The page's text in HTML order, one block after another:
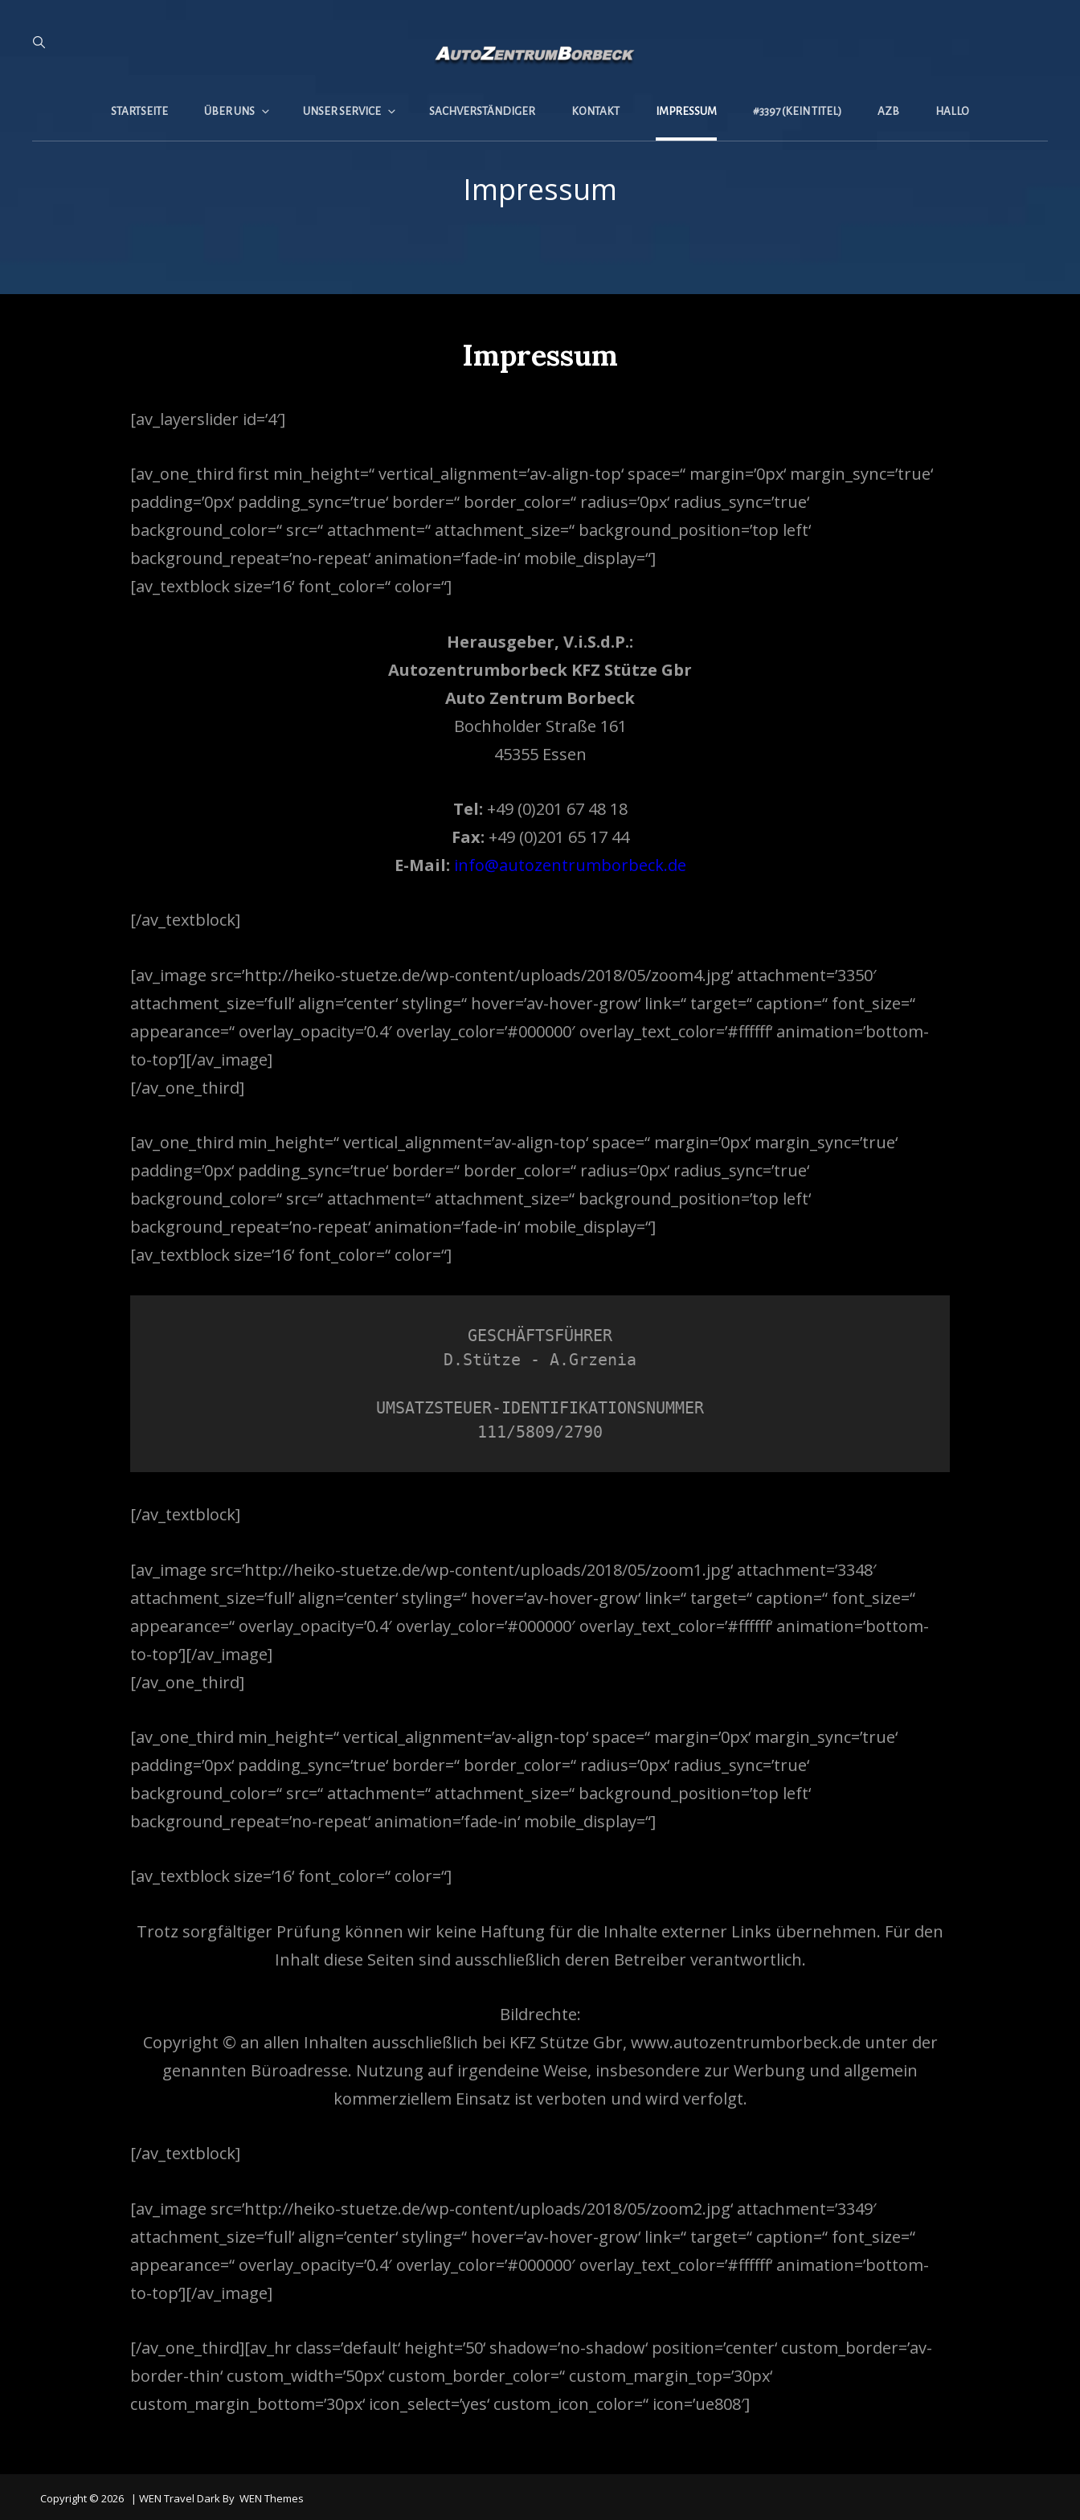
STARTSEITE ÜBER UNS UNSER SERVICE SACHVERSTÄNDIGER KONTAKT IMPRESSUM #3397 (KEIN TITEL) AZB HALLO
Impressum
Impressum
[av_layerslider id=’4′]
[av_one_third first min_height=“ vertical_alignment=’av-align-top‘ space=“ margin=’0px‘ margin_sync=’true‘
padding=’0px‘ padding_sync=’true‘ border=“ border_color=“ radius=’0px‘ radius_sync=’true‘
background_color=“ src=“ attachment=“ attachment_size=“ background_position=’top left‘
background_repeat=’no-repeat‘ animation=’fade-in‘ mobile_display=“]
[av_textblock size=’16‘ font_color=“ color=“]
Herausgeber, V.i.S.d.P.:
Autozentrumborbeck KFZ Stütze Gbr
Auto Zentrum Borbeck
Bochholder Straße 161
45355 Essen
Tel: +49 (0)201 67 48 18
Fax: +49 (0)201 65 17 44
E-Mail: info@autozentrumborbeck.de
[/av_textblock]
[av_image src=’http://heiko-stuetze.de/wp-content/uploads/2018/05/zoom4.jpg‘ attachment=’3350′
attachment_size=’full‘ align=’center‘ styling=“ hover=’av-hover-grow‘ link=“ target=“ caption=“ font_size=“
appearance=“ overlay_opacity=’0.4′ overlay_color=’#000000′ overlay_text_color=’#ffffff‘ animation=’bottom-
to-top‘][/av_image]
[/av_one_third]
[av_one_third min_height=“ vertical_alignment=’av-align-top‘ space=“ margin=’0px‘ margin_sync=’true‘
padding=’0px‘ padding_sync=’true‘ border=“ border_color=“ radius=’0px‘ radius_sync=’true‘
background_color=“ src=“ attachment=“ attachment_size=“ background_position=’top left‘
background_repeat=’no-repeat‘ animation=’fade-in‘ mobile_display=“]
[av_textblock size=’16‘ font_color=“ color=“]
GESCHÄFTSFÜHRER
D.Stütze - A.Grzenia
UMSATZSTEUER-IDENTIFIKATIONSNUMMER
111/5809/2790
[/av_textblock]
[av_image src=’http://heiko-stuetze.de/wp-content/uploads/2018/05/zoom1.jpg‘ attachment=’3348′
attachment_size=’full‘ align=’center‘ styling=“ hover=’av-hover-grow‘ link=“ target=“ caption=“ font_size=“
appearance=“ overlay_opacity=’0.4′ overlay_color=’#000000′ overlay_text_color=’#ffffff‘ animation=’bottom-
to-top‘][/av_image]
[/av_one_third]
[av_one_third min_height=“ vertical_alignment=’av-align-top‘ space=“ margin=’0px‘ margin_sync=’true‘
padding=’0px‘ padding_sync=’true‘ border=“ border_color=“ radius=’0px‘ radius_sync=’true‘
background_color=“ src=“ attachment=“ attachment_size=“ background_position=’top left‘
background_repeat=’no-repeat‘ animation=’fade-in‘ mobile_display=“]
[av_textblock size=’16‘ font_color=“ color=“]
Trotz sorgfältiger Prüfung können wir keine Haftung für die Inhalte externer Links übernehmen. Für den
Inhalt diese Seiten sind ausschließlich deren Betreiber verantwortlich.
Bildrechte:
Copyright © an allen Inhalten ausschließlich bei KFZ Stütze Gbr, www.autozentrumborbeck.de unter der
genannten Büroadresse. Nutzung auf irgendeine Weise, insbesondere zur Werbung und allgemein
kommerziellem Einsatz ist verboten und wird verfolgt.
[/av_textblock]
[av_image src=’http://heiko-stuetze.de/wp-content/uploads/2018/05/zoom2.jpg‘ attachment=’3349′
attachment_size=’full‘ align=’center‘ styling=“ hover=’av-hover-grow‘ link=“ target=“ caption=“ font_size=“
appearance=“ overlay_opacity=’0.4′ overlay_color=’#000000′ overlay_text_color=’#ffffff‘ animation=’bottom-
to-top‘][/av_image]
[/av_one_third][av_hr class=’default‘ height=’50‘ shadow=’no-shadow‘ position=’center‘ custom_border=’av-
border-thin‘ custom_width=’50px‘ custom_border_color=“ custom_margin_top=’30px‘
custom_margin_bottom=’30px‘ icon_select=’yes‘ custom_icon_color=“ icon=’ue808′]
Copyright © 2026 | WEN Travel Dark By WEN Themes